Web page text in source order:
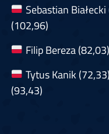
Sebastian
(102,96)
Filip Bereza (82,03)
Tytus Kanik (72,33)
(93,43)